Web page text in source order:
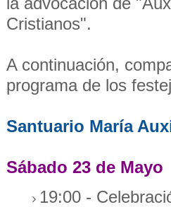
Cristianos".
A continuación,
programa de los
Santuario María
Sábado 23 de Mayo
19:00 -